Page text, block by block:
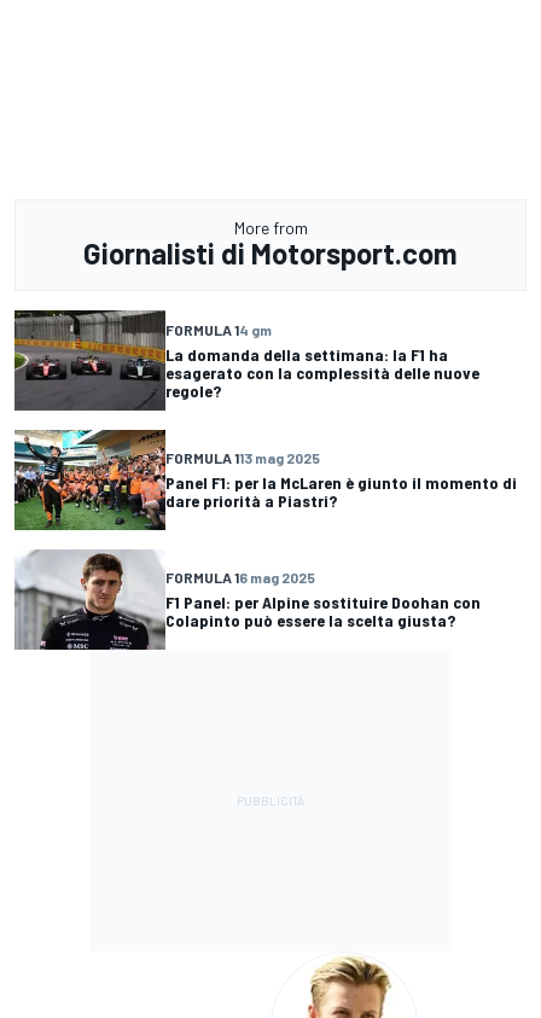
More from
Giornalisti di Motorsport.com
FORMULA 14 gm
La domanda della settimana: la F1 ha
esagerato con la complessità delle nuove
regole?
FORMULA 113 mag 2025
Panel F1: per la McLaren è giunto il momento di
dare priorità a Piastri?
FORMULA 16 mag 2025
F1 Panel: per Alpine sostituire Doohan con
Colapinto può essere la scelta giusta?